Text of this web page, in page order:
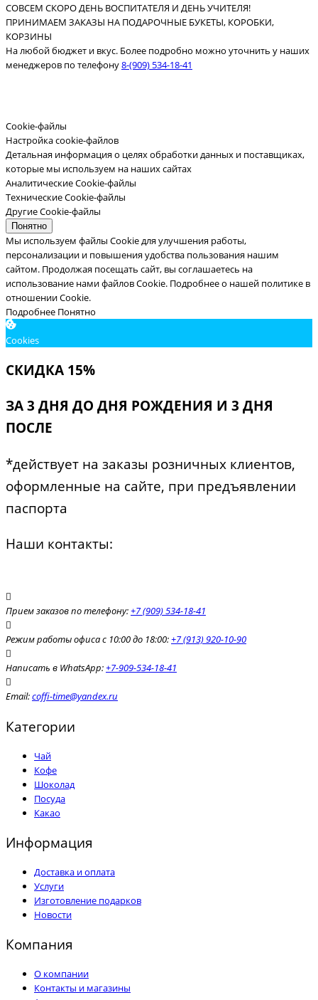
СОВСЕМ СКОРО ДЕНЬ ВОСПИТАТЕЛЯ И ДЕНЬ УЧИТЕЛЯ!
ПРИНИМАЕМ ЗАКАЗЫ НА ПОДАРОЧНЫЕ БУКЕТЫ, КОРОБКИ,
КОРЗИНЫ
На любой бюджет и вкус. Более подробно можно уточнить у наших
менеджеров по телефону8-(909) 534-18-41
Cookie-файлы
Настройка cookie-файлов
Детальная информация о целях обработки данных и поставщиках,
которые мы используем на наших сайтах
Аналитические Cookie-файлы
Технические Cookie-файлы
Другие Cookie-файлы
Понятно
Мы используем файлы Cookie для улучшения работы,
персонализации и повышения удобства пользования нашим
сайтом. Продолжая посещать сайт, вы соглашаетесь на
использование нами файлов Cookie. Подробнее о нашей политике в
отношении Cookie.
Подробнее Понятно
Cookies
СКИДКА 15%
ЗА 3 ДНЯ ДО ДНЯ РОЖДЕНИЯ И 3 ДНЯ
ПОСЛЕ
*действует на заказы розничных клиентов,
оформленные на сайте, при предъявлении
паспорта
Наши контакты:
Прием заказов по телефону:+7 (909) 534-18-41
Режим работы офиса с 10:00 до 18:00:+7 (913) 920-10-90
Написать в WhatsApp:+7-909-534-18-41
Email:coffi-time@yandex.ru
Категории
Чай
Кофе
Шоколад
Посуда
Какао
Информация
Доставка и оплата
Услуги
Изготовление подарков
Новости
Компания
О компании
Контакты и магазины